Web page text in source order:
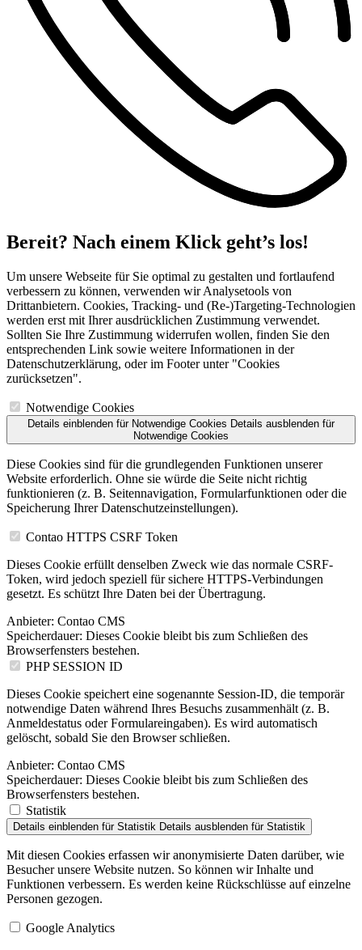
Bereit? Nach einem Klick geht’s los!
Um unsere Webseite für Sie optimal zu gestalten und fortlaufend
verbessern zu können, verwenden wir Analysetools von
Drittanbietern. Cookies, Tracking- und (Re‑)Targeting-Technologien
werden erst mit Ihrer ausdrücklichen Zustimmung verwendet.
Sollten Sie Ihre Zustimmung widerrufen wollen, finden Sie den
entsprechenden Link sowie weitere Informationen in der
Datenschutzerklärung, oder im Footer unter "Cookies
zurücksetzen".
Notwendige Cookies
Details einblenden für Notwendige Cookies Details ausblenden für
Notwendige Cookies
Diese Cookies sind für die grundlegenden Funktionen unserer
Website erforderlich. Ohne sie würde die Seite nicht richtig
funktionieren (z. B. Seitennavigation, Formularfunktionen oder die
Speicherung Ihrer Datenschutzeinstellungen).
Contao HTTPS CSRF Token
Dieses Cookie erfüllt denselben Zweck wie das normale CSRF-
Token, wird jedoch speziell für sichere HTTPS-Verbindungen
gesetzt. Es schützt Ihre Daten bei der Übertragung.
Anbieter: Contao CMS
Speicherdauer: Dieses Cookie bleibt bis zum Schließen des
Browserfensters bestehen.
PHP SESSION ID
Dieses Cookie speichert eine sogenannte Session-ID, die temporär
notwendige Daten während Ihres Besuchs zusammenhält (z. B.
Anmeldestatus oder Formulareingaben). Es wird automatisch
gelöscht, sobald Sie den Browser schließen.
Anbieter: Contao CMS
Speicherdauer: Dieses Cookie bleibt bis zum Schließen des
Browserfensters bestehen.
Statistik
Details einblenden für Statistik Details ausblenden für Statistik
Mit diesen Cookies erfassen wir anonymisierte Daten darüber, wie
Besucher unsere Website nutzen. So können wir Inhalte und
Funktionen verbessern. Es werden keine Rückschlüsse auf einzelne
Personen gezogen.
Google Analytics